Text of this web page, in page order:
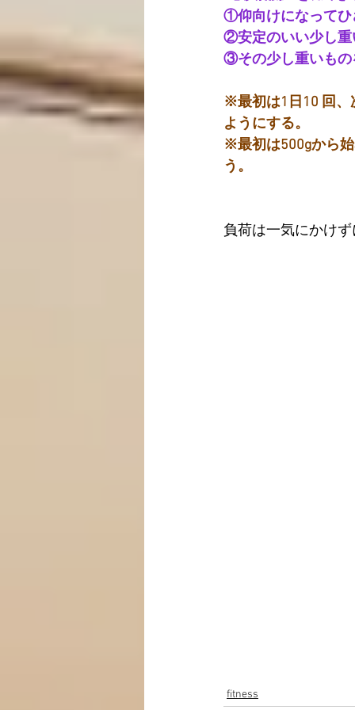
①仰向けになってひ
②安定のいい少し重
③その少し重いもの
※最初は1日10 回、
ようにする。
※最初は500gから
う。
負荷は一気にかけ
fitness